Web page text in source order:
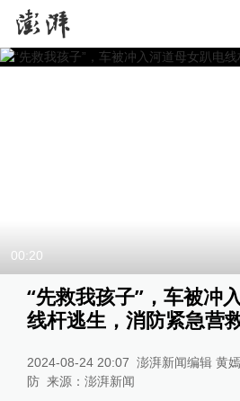
00:20
“先救我孩子”，车被冲
线杆逃生，消防紧急营
2024-08-24 20:07 澎湃新闻编辑 黄
防 来源： 澎湃新闻